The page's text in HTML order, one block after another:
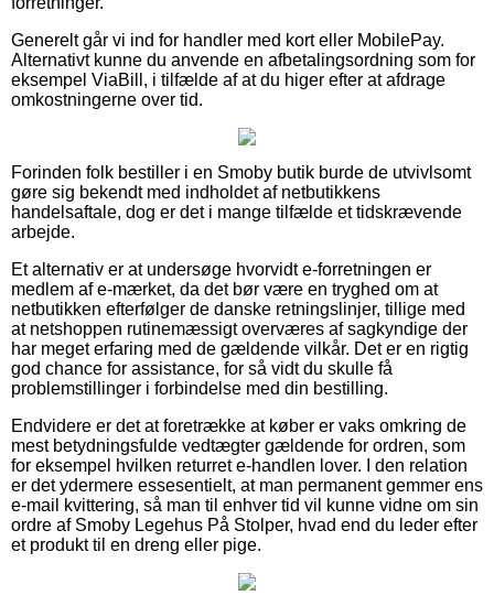
Generelt går vi ind for handler med kort eller MobilePay.
Alternativt kunne du anvende en afbetalingsordning som for
eksempel ViaBill, i tilfælde af at du higer efter at afdrage
omkostningerne over tid.
Forinden folk bestiller i en Smoby butik burde de utvivlsomt
gøre sig bekendt med indholdet af netbutikkens
handelsaftale, dog er det i mange tilfælde et tidskrævende
arbejde.
Et alternativ er at undersøge hvorvidt e-forretningen er
medlem af e-mærket, da det bør være en tryghed om at
netbutikken efterfølger de danske retningslinjer, tillige med
at netshoppen rutinemæssigt overværes af sagkyndige der
har meget erfaring med de gældende vilkår. Det er en rigtig
god chance for assistance, for så vidt du skulle få
problemstillinger i forbindelse med din bestilling.
Endvidere er det at foretrække at køber er vaks omkring de
mest betydningsfulde vedtægter gældende for ordren, som
for eksempel hvilken returret e-handlen lover. I den relation
er det ydermere essesentielt, at man permanent gemmer ens
e-mail kvittering, så man til enhver tid vil kunne vidne om sin
ordre af Smoby Legehus På Stolper, hvad end du leder efter
et produkt til en dreng eller pige.